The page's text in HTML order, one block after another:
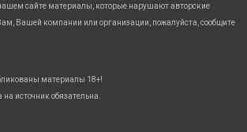
сайте материалы, которые нарушают авторские
Вашей компании или организации, пожалуйста, сообщите
материалы 18+!
источник обязательна.